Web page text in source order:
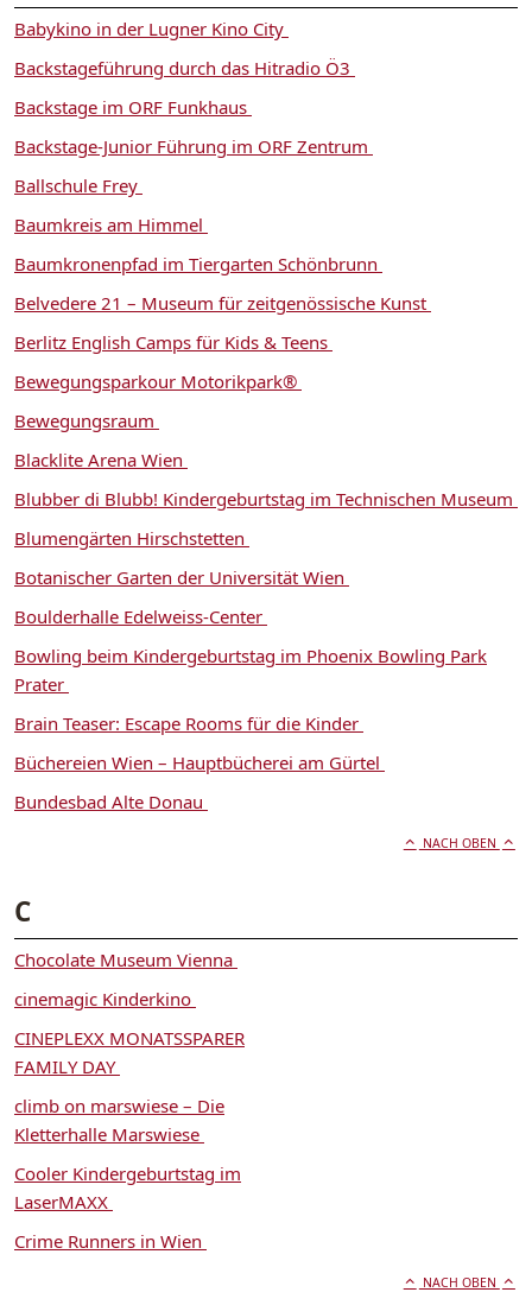
Babykino in der Lugner Kino City
Backstageführung durch das Hitradio Ö3
Backstage im ORF Funkhaus
Backstage-Junior Führung im ORF Zentrum
Ballschule Frey
Baumkreis am Himmel
Baumkronenpfad im Tiergarten Schönbrunn
Belvedere 21 – Museum für zeitgenössische Kunst
Berlitz English Camps für Kids & Teens
Bewegungsparkour Motorikpark®
Bewegungsraum
Blacklite Arena Wien
Blubber di Blubb! Kindergeburtstag im Technischen Museum
Blumengärten Hirschstetten
Botanischer Garten der Universität Wien
Boulderhalle Edelweiss-Center
Bowling beim Kindergeburtstag im Phoenix Bowling Park
Prater
Brain Teaser: Escape Rooms für die Kinder
Büchereien Wien – Hauptbücherei am Gürtel
Bundesbad Alte Donau
NACH OBEN
C
Chocolate Museum Vienna
cinemagic Kinderkino
CINEPLEXX MONATSSPARER
FAMILY DAY
climb on marswiese – Die
Kletterhalle Marswiese
Cooler Kindergeburtstag im
LaserMAXX
Crime Runners in Wien
NACH OBEN